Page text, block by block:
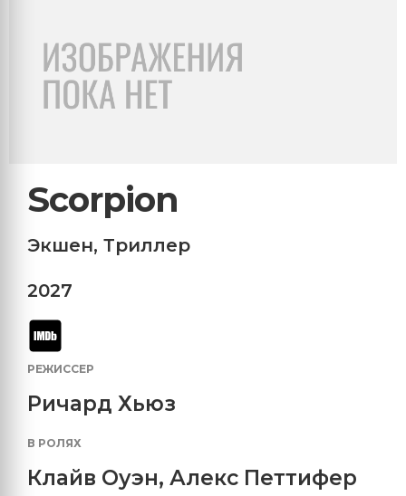
Scorpion
Экшен, Триллер
2027
РЕЖИССЕР
Ричард Хьюз
В РОЛЯХ
Клайв Оуэн, Алекс Петтифер